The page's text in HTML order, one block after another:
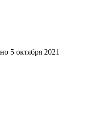
5 октября 2021